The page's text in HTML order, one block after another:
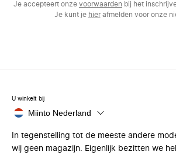
Je accepteert onze voorwaarden bij het
Je kunt je hierafmelden voor onze
U winkelt bij
Miinto Nederland
In tegenstelling tot de meeste andere
wij geen magazijn. Eigenlijk bezitten we